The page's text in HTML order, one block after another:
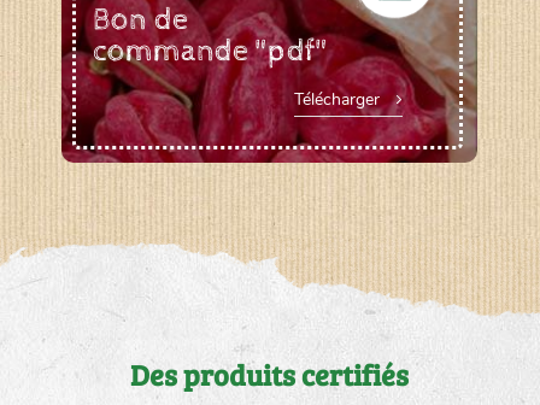
Bon de
commande "pdf"
Télécharger
Des produits certifiés